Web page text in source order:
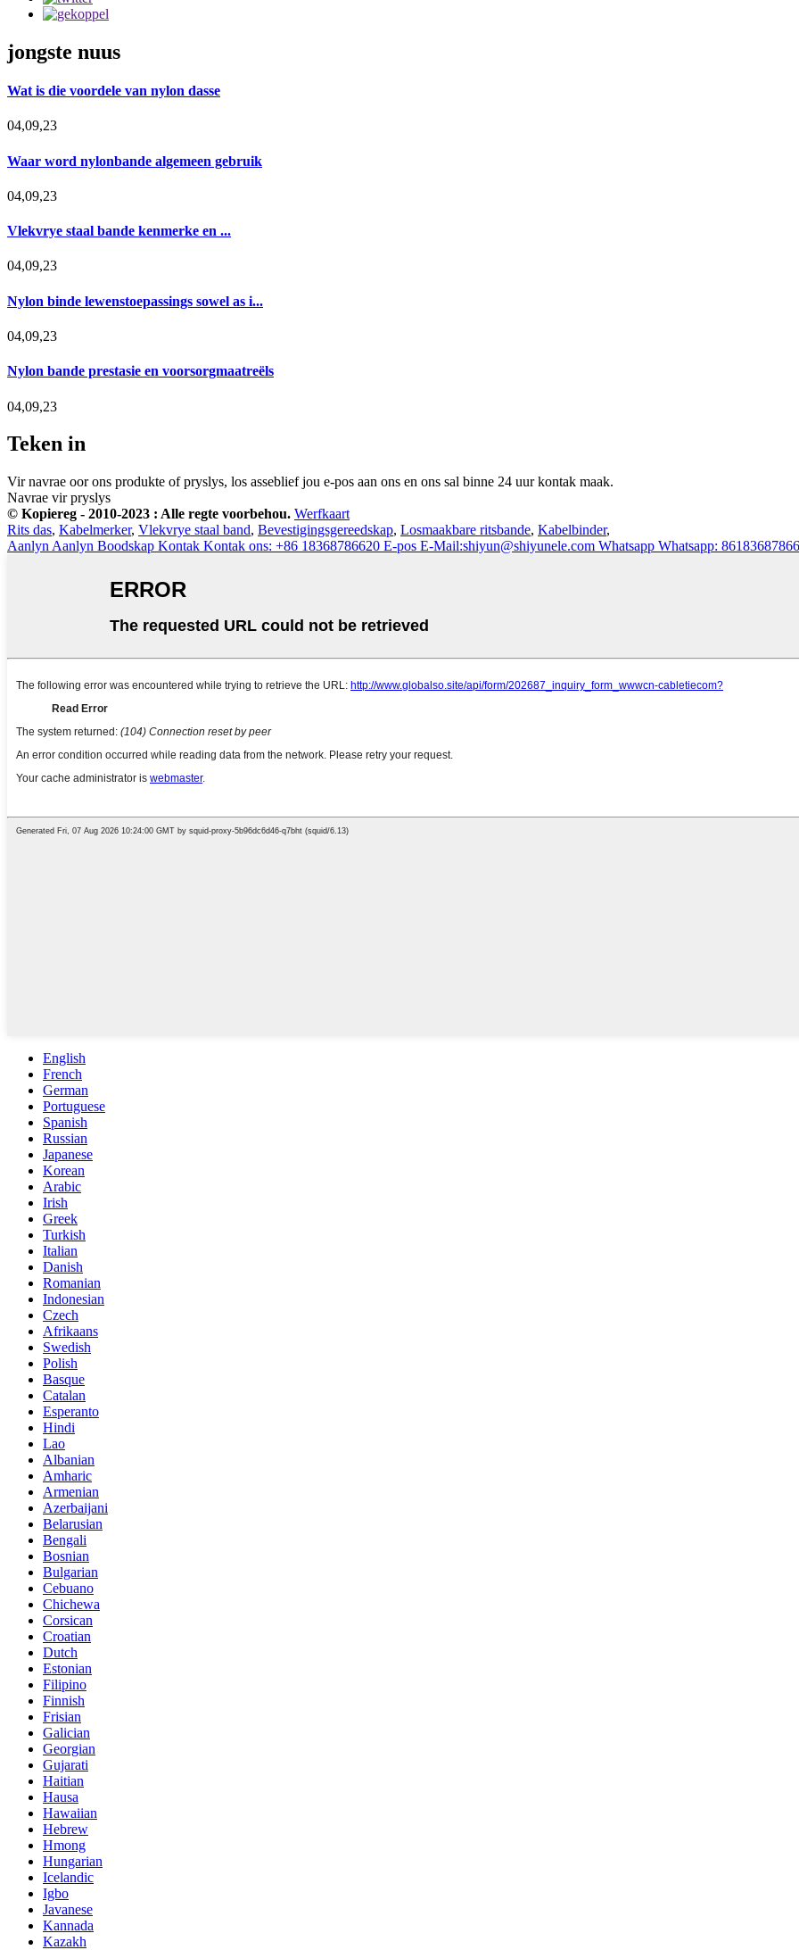
jongste nuus
Wat is die voordele van nylon dasse
04,09,23
Waar word nylonbande algemeen gebruik
04,09,23
Vlekvrye staal bande kenmerke en ...
04,09,23
Nylon binde lewenstoepassings sowel as i...
04,09,23
Nylon bande prestasie en voorsorgmaatreëls
04,09,23
Teken in
Vir navrae oor ons produkte of pryslys, los asseblief jou e-pos aan ons en ons sal binne 24 uur kontak maak.
Navrae vir pryslys
© Kopiereg - 2010-2023 : Alle regte voorbehou. Werfkaart
Rits das, Kabelmerker, Vlekvrye staal band, Bevestigingsgereedskap, Losmaakbare ritsbande, Kabelbinder,
Aanlyn Aanlyn Boodskap Kontak Kontak ons: +86 18368786620 E-pos E-Mail:shiyun@shiyunele.com Whatsapp Whatsapp:
English
French
German
Portuguese
Spanish
Russian
Japanese
Korean
Arabic
Irish
Greek
Turkish
Italian
Danish
Romanian
Indonesian
Czech
Afrikaans
Swedish
Polish
Basque
Catalan
Esperanto
Hindi
Lao
Albanian
Amharic
Armenian
Azerbaijani
Belarusian
Bengali
Bosnian
Bulgarian
Cebuano
Chichewa
Corsican
Croatian
Dutch
Estonian
Filipino
Finnish
Frisian
Galician
Georgian
Gujarati
Haitian
Hausa
Hawaiian
Hebrew
Hmong
Hungarian
Icelandic
Igbo
Javanese
Kannada
Kazakh